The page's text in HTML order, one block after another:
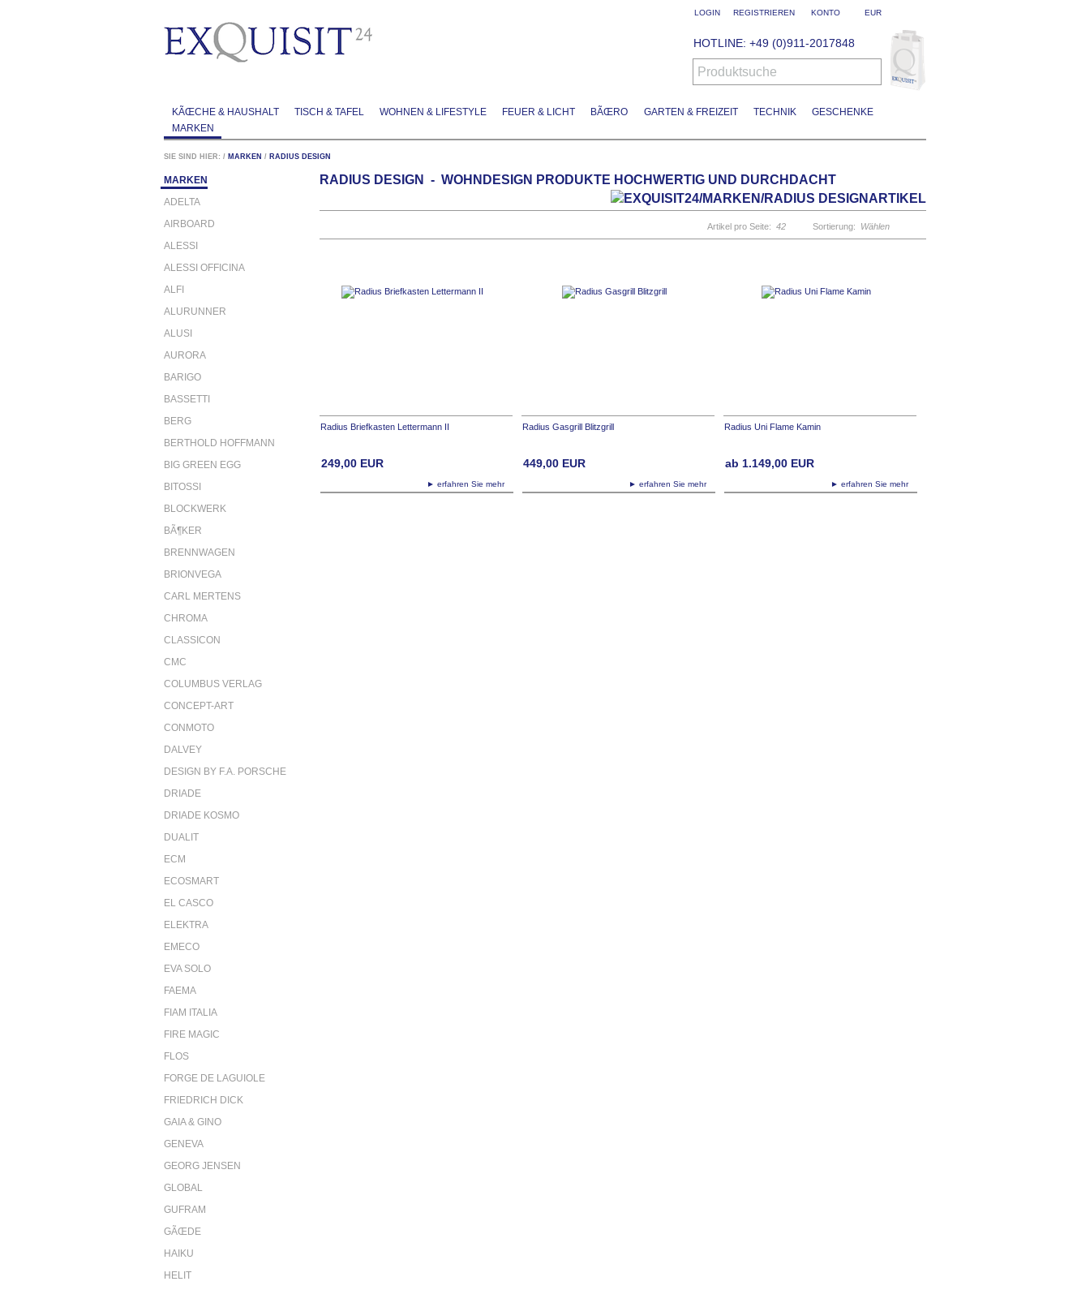
EUR
KONTO
LOGIN REGISTRIEREN
KÃŒCHE & HAUSHALT TISCH & TAFEL WOHNEN & LIFESTYLE FEUER & LICHT BÃŒRO GARTEN & FREIZEIT TECHNIK
GESCHENKE
MARKEN
HOTLINE: +49 (0)911-2017848
Produktsuche
SIE SIND HIER: / MARKEN / RADIUS DESIGN
MARKEN
ADELTA
AIRBOARD
ALESSI
ALESSI OFFICINA
ALFI
ALURUNNER
ALUSI
AURORA
BARIGO
BASSETTI
BERG
BERTHOLD HOFFMANN
BIG GREEN EGG
BITOSSI
BLOCKWERK
BÃ¶KER
BRENNWAGEN
BRIONVEGA
CARL MERTENS
CHROMA
CLASSICON
CMC
COLUMBUS VERLAG
CONCEPT-ART
CONMOTO
DALVEY
DESIGN BY F.A. PORSCHE
DRIADE
DRIADE KOSMO
DUALIT
ECM
ECOSMART
EL CASCO
ELEKTRA
EMECO
EVA SOLO
FAEMA
FIAM ITALIA
FIRE MAGIC
FLOS
FORGE DE LAGUIOLE
FRIEDRICH DICK
GAIA & GINO
GENEVA
GEORG JENSEN
GLOBAL
GUFRAM
GÃŒDE
HAIKU
HELIT
RADIUS DESIGN - WOHNDESIGN PRODUKTE HOCHWERTIG UND DURCHDACHT
Sortierung: Wählen
Artikel pro Seite: 42
Radius Briefkasten Lettermann II
► erfahren Sie mehr
249,00 EUR
Radius Gasgrill Blitzgrill
► erfahren Sie mehr
449,00 EUR
Radius Uni Flame Kamin
► erfahren Sie mehr
ab 1.149,00 EUR